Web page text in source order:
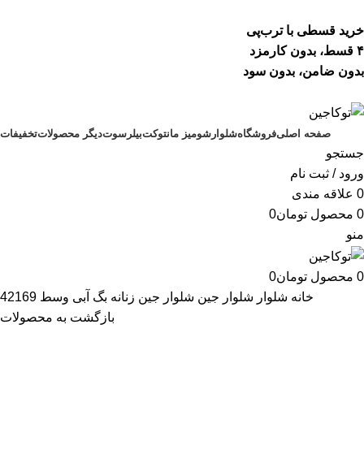
خرید قسطی با ترب‌پی
۴ قسط، بدون کارمزد
بدون ضامن، بدون سود
صفحه اصلیفروشگاهشلوار شومیز مانتوکتبیلرسوتدیگر محصولاتتخفیفات
جستجو
ورود / ثبت نام
0 علاقه مندی
0 محصول تومان0
منو
0 محصول تومان0
خانه شلوار شلوار جین شلوار جین زنانه بگ آبی وسط 42169
بازگشت به محصولات